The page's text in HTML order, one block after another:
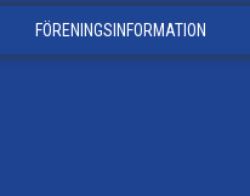
FÖRENINGSINFORMATION